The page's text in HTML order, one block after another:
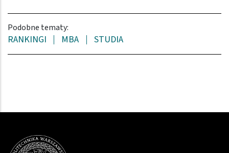
Podobne tematy:
RANKINGI MBA STUDIA